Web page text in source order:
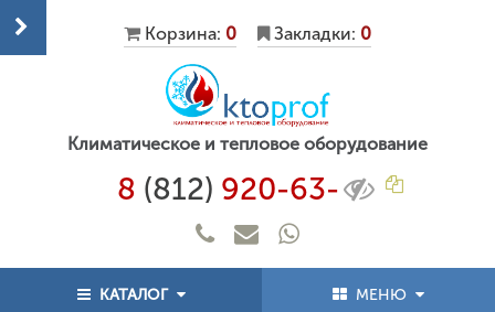
Корзина: 0 Закладки: 0
Климатическое и тепловое оборудование
8 (812) 920-63-
КАТАЛОГ МЕНЮ